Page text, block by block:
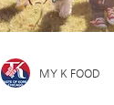
MY K FOOD